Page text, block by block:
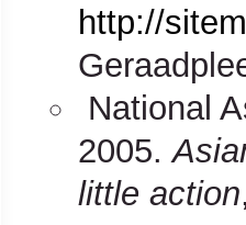
http://
National
2005.
little action